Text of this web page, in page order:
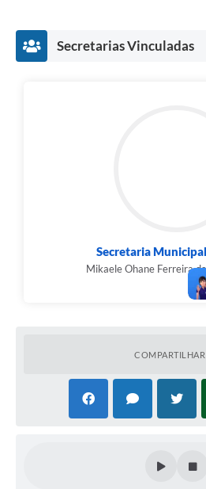
Secretarias Vinculadas
Secretaria
Mikaele Ohane Ferreira
COMPARTILHAR